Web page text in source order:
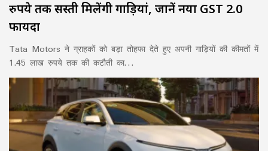
रुपये तक सस्ती मिलेंगी गाड़ियां, जानें नया GST 2.0
फायदा
Tata Motors ने ग्राहकों को बड़ा तोहफा देते हुए अपनी गाड़ियों की कीमतों में
1.45 लाख रुपये तक की कटौती का…